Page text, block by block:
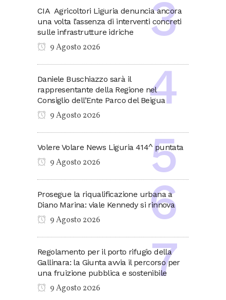
CIA Agricoltori Liguria denuncia ancora
una volta l’assenza di interventi concreti
sulle infrastrutture idriche
9 Agosto 2026
Daniele Buschiazzo sarà il
rappresentante della Regione nel
Consiglio dell’Ente Parco del Beigua
9 Agosto 2026
Volere Volare News Liguria 414^ puntata
9 Agosto 2026
Prosegue la riqualificazione urbana a
Diano Marina: viale Kennedy si rinnova
9 Agosto 2026
Regolamento per il porto rifugio della
Gallinara: la Giunta avvia il percorso per
una fruizione pubblica e sostenibile
9 Agosto 2026